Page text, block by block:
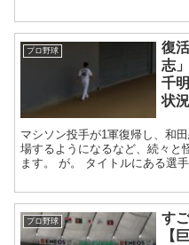
プロ野球
復
志
千
状
マシソン投手が1軍復帰し、和
場するようになるなど、続々と
ます。 が。 タイトルにある選
プロ野球
す
【